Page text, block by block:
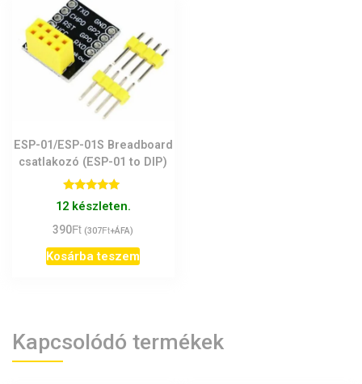
ESP-01/ESP-01S Breadboard
csatlakozó (ESP-01 to DIP)
Értékelés:
5.00
12 készleten.
390Ft (307Ft+ÁFA)
Kosárba teszem
Kapcsolódó termékek